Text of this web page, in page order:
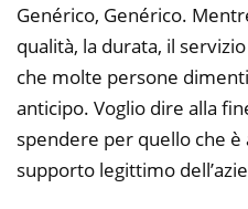
Genérico, Genérico.
qualità, la durata, il
che molte persone
anticipo. Voglio dire alla
spendere per quello che è
supporto legittimo